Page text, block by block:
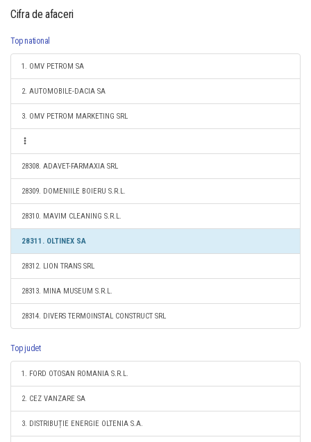
Cifra de afaceri
Top national
1. OMV PETROM SA
2. AUTOMOBILE-DACIA SA
3. OMV PETROM MARKETING SRL
28308. ADAVET-FARMAXIA SRL
28309. DOMENIILE BOIERU S.R.L.
28310. MAVIM CLEANING S.R.L.
28311. OLTINEX SA
28312. LION TRANS SRL
28313. MINA MUSEUM S.R.L.
28314. DIVERS TERMOINSTAL CONSTRUCT SRL
Top judet
1. FORD OTOSAN ROMANIA S.R.L.
2. CEZ VANZARE SA
3. DISTRIBUȚIE ENERGIE OLTENIA S.A.